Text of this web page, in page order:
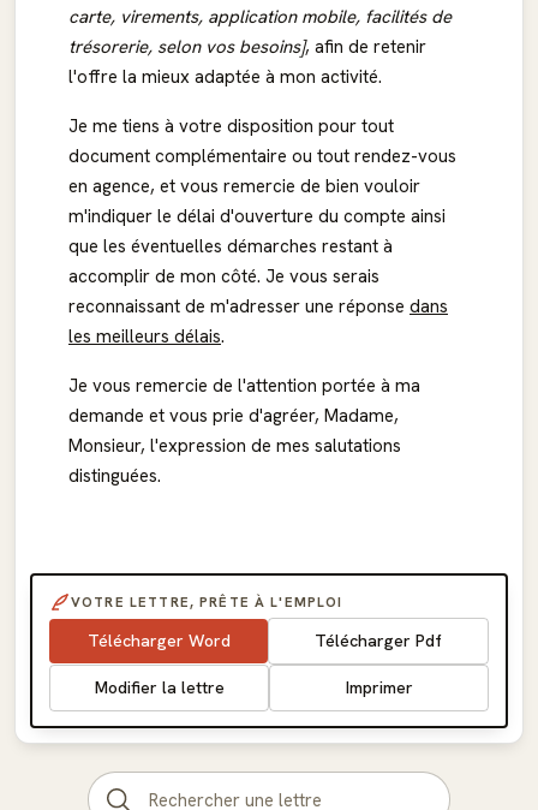
carte, virements, application mobile, facilités de
trésorerie, selon vos besoins], afin de retenir
l'offre la mieux adaptée à mon activité.
Je me tiens à votre disposition pour tout
document complémentaire ou tout rendez-vous
en agence, et vous remercie de bien vouloir
m'indiquer le délai d'ouverture du compte ainsi
que les éventuelles démarches restant à
accomplir de mon côté. Je vous serais
reconnaissant de m'adresser une réponse dans
les meilleurs délais.
Je vous remercie de l'attention portée à ma
demande et vous prie d'agréer, Madame,
Monsieur, l'expression de mes salutations
distinguées.
VOTRE LETTRE, PRÊTE À L'EMPLOI
Télécharger Word Télécharger Pdf
Modifier la lettre Imprimer